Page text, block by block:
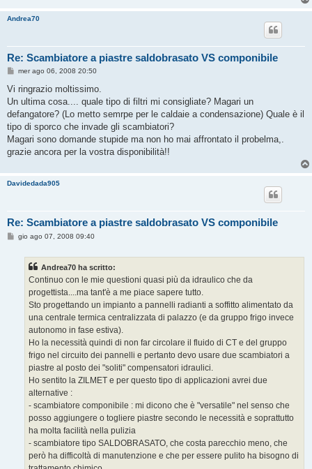
Andrea70
Re: Scambiatore a piastre saldobrasato VS componibile
M
s
a
g
i
o
mer ago 06, 2008 20:50
Vi ringrazio moltissimo.
Un ultima cosa.... quale tipo di filtri mi consigliate? Magari un
defangatore? (Lo metto semrpe per le caldaie a condensazione) Quale è il
tipo di sporco che invade gli scambiatori?
Magari sono domande stupide ma non ho mai affrontato il probelma,.
grazie ancora per la vostra disponibilità!!
Davidedada905
Re: Scambiatore a piastre saldobrasato VS componibile
Mgio ago 07, 2008 09:40
Andrea70 ha scritto:
Continuo con le mie questioni quasi più da idraulico che da
progettista....ma tant'è a me piace sapere tutto.
Sto progettando un impianto a pannelli radianti a soffitto alimentato da
una centrale termica centralizzata di palazzo (e da gruppo frigo invece
autonomo in fase estiva).
Ho la necessità quindi di non far circolare il fluido di CT e del gruppo
frigo nel circuito dei pannelli e pertanto devo usare due scambiatori a
piastre al posto dei "soliti" compensatori idraulici.
Ho sentito la ZILMET e per questo tipo di applicazioni avrei due
alternative :
- scambiatore componibile : mi dicono che è "versatile" nel senso che
posso aggiungere o togliere piastre secondo le necessità e soprattutto
ha molta facilità nella pulizia
- scambiatore tipo SALDOBRASATO, che costa parecchio meno, che
però ha difficoltà di manutenzione e che per essere pulito ha bisogno di